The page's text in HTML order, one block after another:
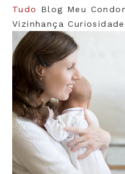
Tudo
Blog Meu
Vizinhança